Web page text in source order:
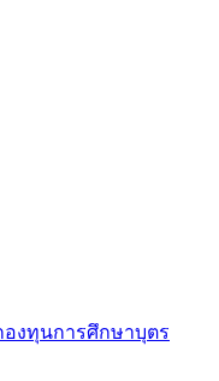
องทุนการศึกษาบุตร